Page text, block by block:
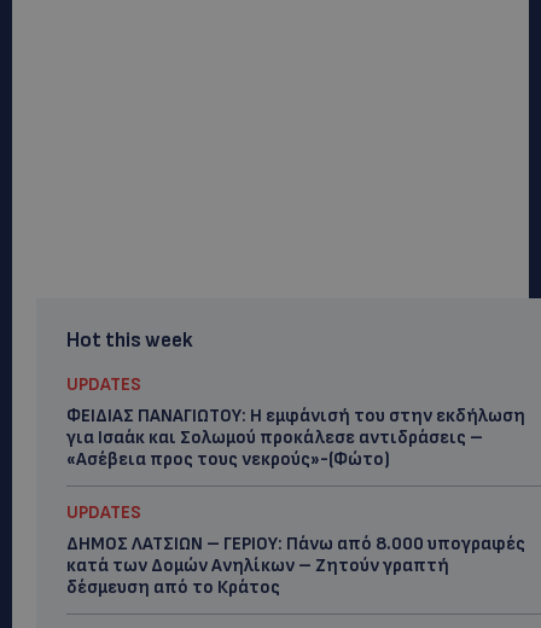
Hot this week
UPDATES
ΦΕΙΔΙΑΣ ΠΑΝΑΓΙΩΤΟΥ: Η εμφάνισή του στην εκδήλωση
για Ισαάκ και Σολωμού προκάλεσε αντιδράσεις –
«Ασέβεια προς τους νεκρούς»-(Φώτο)
UPDATES
ΔΗΜΟΣ ΛΑΤΣΙΩΝ – ΓΕΡΙΟΥ: Πάνω από 8.000 υπογραφές
κατά των Δομών Ανηλίκων – Ζητούν γραπτή
δέσμευση από το Κράτος